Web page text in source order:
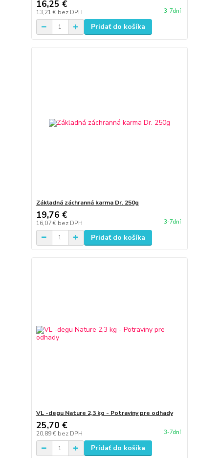
16,25 €
13,21 € bez DPH 3-7dní
Pridať do košíka
Základná záchranná karma Dr. 250g
19,76 €
16,07 € bez DPH 3-7dní
Pridať do košíka
VL -degu Nature 2,3 kg - Potraviny pre odhady
25,70 €
20,89 € bez DPH 3-7dní
Pridať do košíka